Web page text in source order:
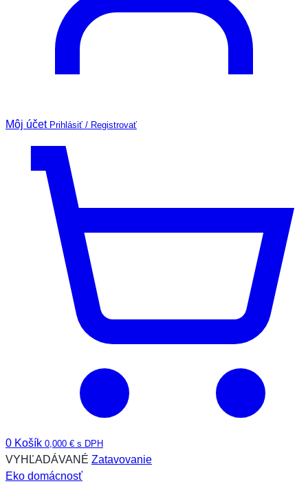
Môj účet Prihlásiť / Registrovať
0 Košík 0,000 € s DPH
VYHĽADÁVANÉ Zatavovanie
Eko domácnosť